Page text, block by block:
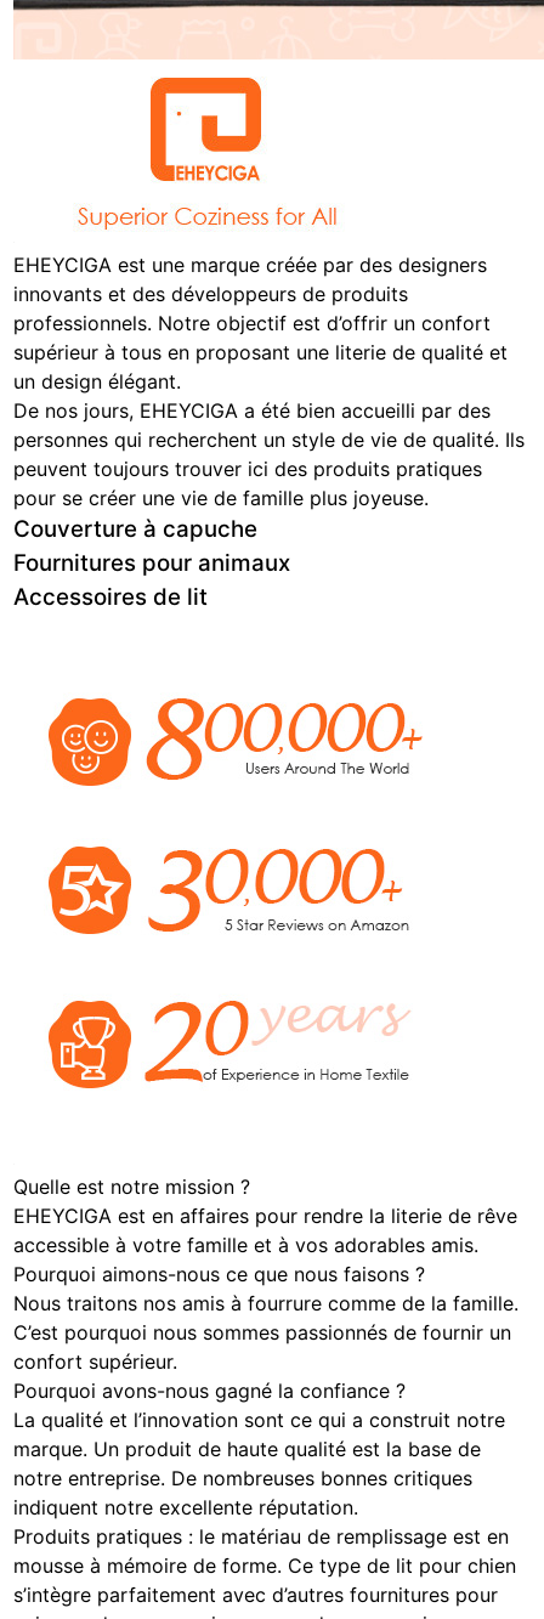
EHEYCIGA est une marque créée par des designers
innovants et des développeurs de produits
professionnels. Notre objectif est d’offrir un confort
supérieur à tous en proposant une literie de qualité et
un design élégant.
De nos jours, EHEYCIGA a été bien accueilli par des
personnes qui recherchent un style de vie de qualité. Ils
peuvent toujours trouver ici des produits pratiques
pour se créer une vie de famille plus joyeuse.
Couverture à capuche
Fournitures pour animaux
Accessoires de lit
Quelle est notre mission ?
EHEYCIGA est en affaires pour rendre la literie de rêve
accessible à votre famille et à vos adorables amis.
Pourquoi aimons-nous ce que nous faisons ?
Nous traitons nos amis à fourrure comme de la famille.
C’est pourquoi nous sommes passionnés de fournir un
confort supérieur.
Pourquoi avons-nous gagné la confiance ?
La qualité et l’innovation sont ce qui a construit notre
marque. Un produit de haute qualité est la base de
notre entreprise. De nombreuses bonnes critiques
indiquent notre excellente réputation.
Produits pratiques : le matériau de remplissage est en
mousse à mémoire de forme. Ce type de lit pour chien
s’intègre parfaitement avec d’autres fournitures pour